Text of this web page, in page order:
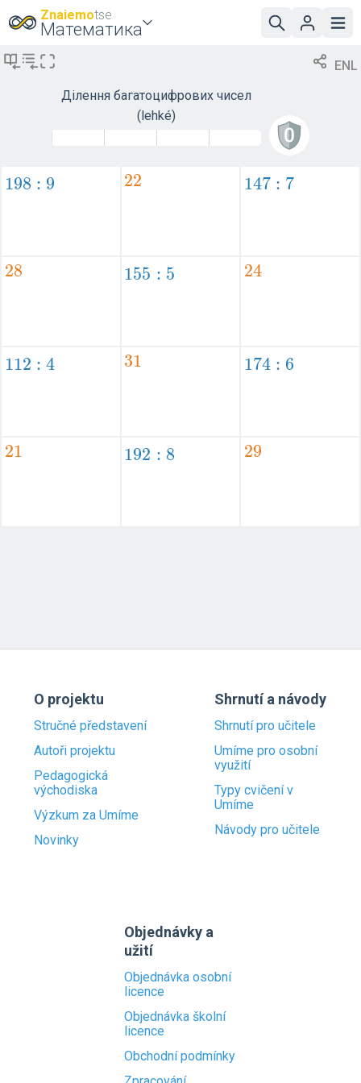
Znaiemotse
Математика
ENL
Ділення багатоцифрових чисел
(lehké)
198:9
198 : 9 22
22 147:7
147 : 7
28
28 155:5
155 : 5 24
24
112:4
112 : 4 31
31 174:6
174 : 6
21
21 192:8
192 : 8 29
29
O projektu
Stručné představení
Autoři projektu
Pedagogická
východiska
Výzkum za Umíme
Novinky
Shrnutí a návody
Shrnutí pro učitele
Umíme pro osobní
využití
Typy cvičení v
Umíme
Návody pro učitele
Objednávky a
užití
Objednávka osobní
licence
Objednávka školní
licence
Obchodní podmínky